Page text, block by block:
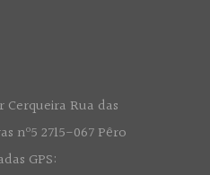
Rua das
nº5 2715-067 Pêro
GPS: